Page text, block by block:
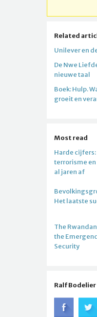
Related
Unilever en
De Nwe
nieuwe taal
Boek: Hulp.
groeit en
Most read
Harde
terrorisme
al jaren af
Het laatste
The
the
Security
Ralf